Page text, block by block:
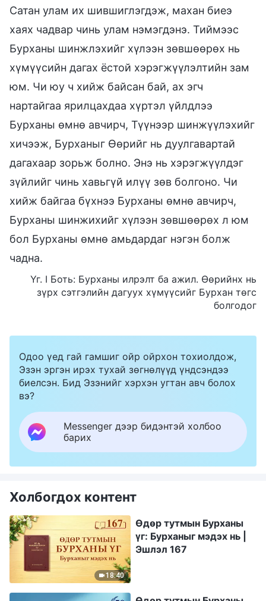
Сатан улам их шившиглэгдэж, махан биеэ
хаях чадвар чинь улам нэмэгдэнэ. Тиймээс
Бурханы шинжлэхийг хүлээн зөвшөөрөх нь
хүмүүсийн дагах ёстой хэрэгжүүлэлтийн зам
юм. Чи юу ч хийж байсан бай, ах эгч
нартайгаа ярилцахдаа хүртэл үйлдлээ
Бурханы өмнө авчирч, Түүнээр шинжүүлэхийг
хичээж, Бурханыг Өөрийг нь дуулгавартай
дагахаар зорьж болно. Энэ нь хэрэгжүүлдэг
зүйлийг чинь хавьгүй илүү зөв болгоно. Чи
хийж байгаа бүхнээ Бурханы өмнө авчирч,
Бурханы шинжихийг хүлээн зөвшөөрөх л юм
бол Бурханы өмнө амьдардаг нэгэн болж
чадна.
Үг. I Боть: Бурханы илрэлт ба ажил. Өөрийнх нь
зүрх сэтгэлийн дагуух хүмүүсийг Бурхан төгс
болгодог
Одоо үед гай гамшиг ойр ойрхон тохиолдож,
Эзэн эргэн ирэх тухай зөгнөлүүд үндсэндээ
биелсэн. Бид Эзэнийг хэрхэн угтан авч болох
вэ?
Messenger дээр бидэнтэй холбоо
барих
Холбогдох контент
18:40
Өдөр тутмын Бурханы
үг: Бурханыг мэдэх нь |
Эшлэл 167